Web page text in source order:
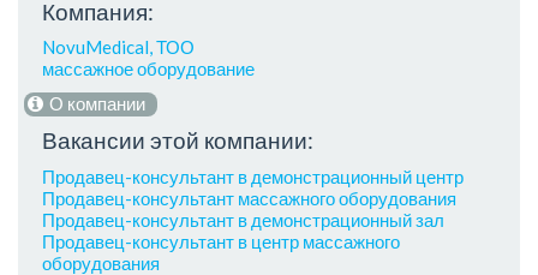
Компания:
NovuMedical, ТОО
массажное оборудование
О компании
Вакансии этой компании:
Продавец-консультант в демонстрационный центр
Продавец-консультант массажного оборудования
Продавец-консультант в демонстрационный зал
Продавец-консультант в центр массажного
оборудования